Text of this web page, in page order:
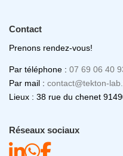
Contact
Prenons rendez-vous!
Par téléphone : 07 69 06 40
Par mail : contact@tekton-
Lieux : 38 rue du chenet
Réseaux sociaux